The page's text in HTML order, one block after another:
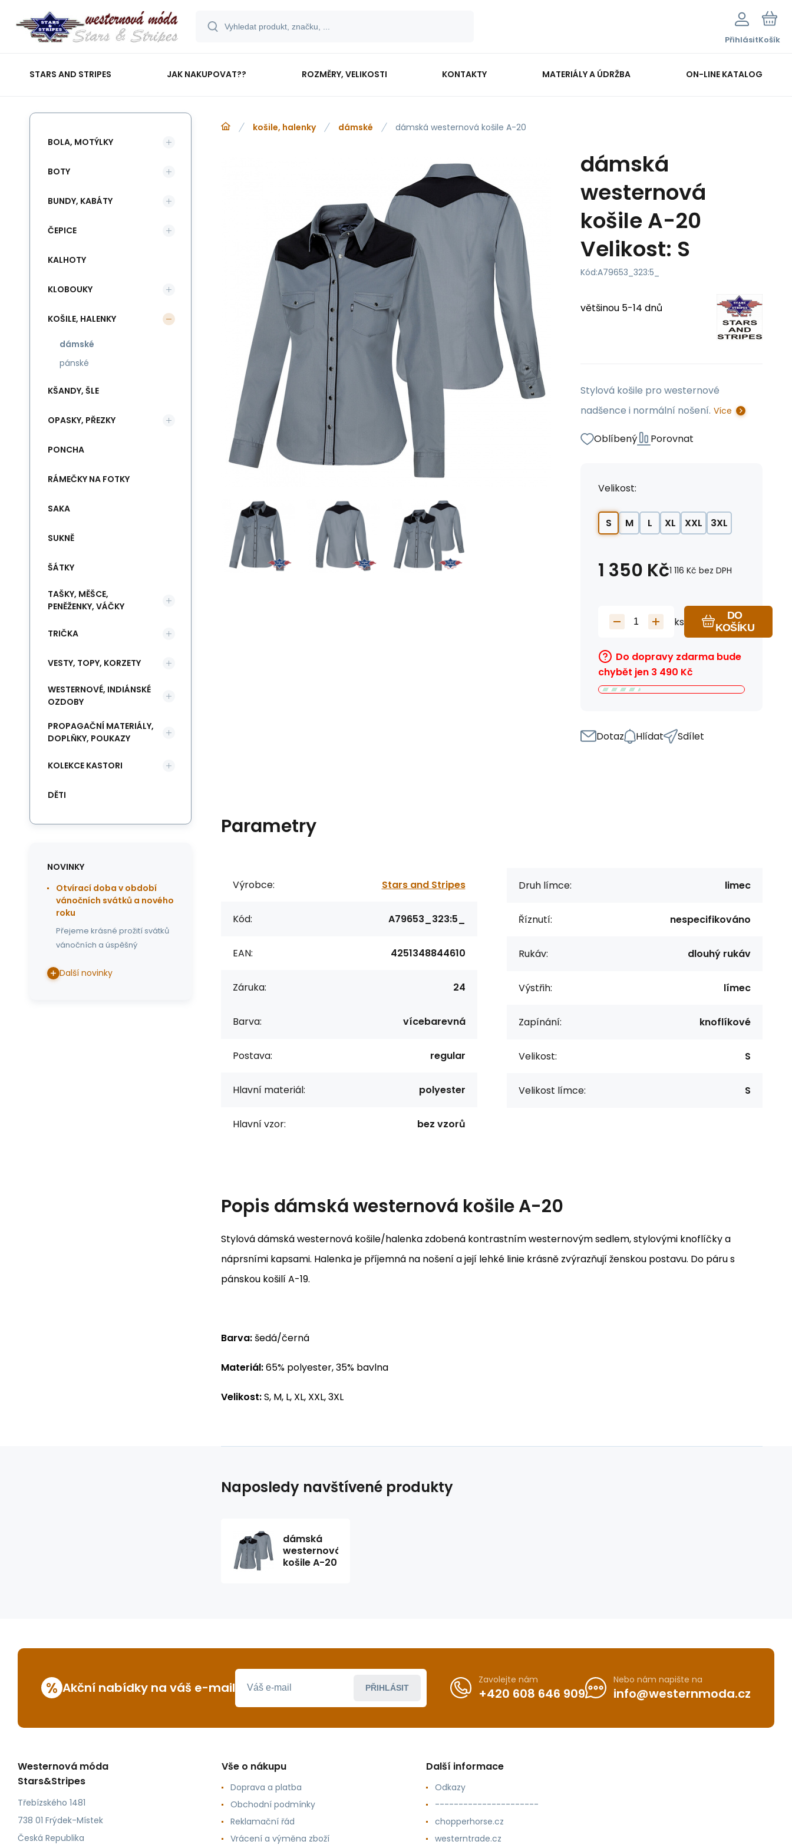
PřihlásitKošík
STARS AND STRIPES JAK NAKUPOVAT?? ROZMĚRY, VELIKOSTI KONTAKTY MATERIÁLY A ÚDRŽBA ON-LINE KATALOG
košile, halenky dámské dámská westernová košile A-20
dámská
westernová
košile A-20
Velikost: S
Kód:A79653_323:5_
většinou 5-14 dnů
Stylová košile pro westernové
nadšence i normální nošení. Více
Oblíbený Porovnat
Velikost:
S M L XL XXL 3XL
1 350 Kč1 116 Kč bez DPH
ks
DO
KOŠÍKU
Do dopravy zdarma bude
chybět jen 3 490 Kč
Dotaz Hlídat Sdílet
Parametry
Výrobce: Stars and Stripes
Kód: A79653_323:5_
EAN: 4251348844610
Záruka: 24
Barva: vícebarevná
Postava: regular
Hlavní materiál: polyester
Hlavní vzor: bez vzorů
Druh límce: limec
Říznutí: nespecifikováno
Rukáv: dlouhý rukáv
Výstřih: límec
Zapínání: knoflíkové
Velikost: S
Velikost límce: S
Popis dámská westernová košile A-20
Stylová dámská westernová košile/halenka zdobená kontrastním westernovým sedlem, stylovými knoflíčky a
náprsními kapsami. Halenka je příjemná na nošení a její lehké linie krásně zvýrazňují ženskou postavu. Do páru s
pánskou košilí A-19.
Barva:šedá/černá
Materiál:65% polyester, 35% bavlna
Velikost:S, M, L, XL, XXL, 3XL
BOLA, MOTÝLKY
BOTY
BUNDY, KABÁTY
ČEPICE
KALHOTY
KLOBOUKY
KOŠILE, HALENKY
dámské
pánské
KŠANDY, ŠLE
OPASKY, PŘEZKY
PONCHA
RÁMEČKY NA FOTKY
SAKA
SUKNĚ
ŠÁTKY
TAŠKY, MĚŠCE,
PENĚŽENKY, VÁČKY
TRIČKA
VESTY, TOPY, KORZETY
WESTERNOVÉ, INDIÁNSKÉ
OZDOBY
PROPAGAČNÍ MATERIÁLY,
DOPLŇKY, POUKAZY
KOLEKCE KASTORI
DĚTI
NOVINKY
Otvírací doba v období
vánočních svátků a nového
roku
Přejeme krásné prožití svátků
vánočních a úspěšný
Další novinky
Naposledy navštívené produkty
dámská
westernová
košile A-20
% Akční nabídky na váš e-mail PŘIHLÁSIT
Zavolejte nám
+420 608 646 909
Nebo nám napište na
info@westernmoda.cz
Westernová móda
Stars&Stripes
Třebízského 1481
738 01 Frýdek-Místek
Česká Republika
Vše o nákupu
Doprava a platba
Obchodní podmínky
Reklamační řád
Vrácení a výměna zboží
Další informace
Odkazy
----------------------
chopperhorse.cz
westerntrade.cz